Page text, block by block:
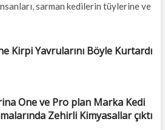
sarman kedilerin tüylerine ve
Kirpi Yavrularını Böyle Kurtardı
One ve Pro plan Marka Kedi
Zehirli Kimyasallar çıktı